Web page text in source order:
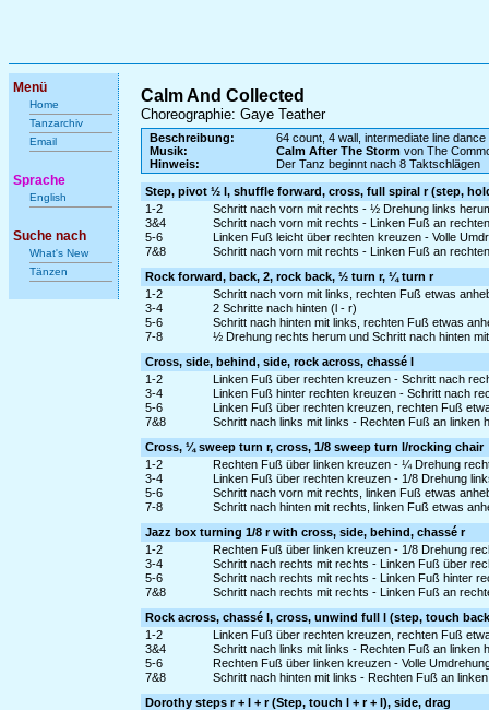
Menü
Home
Tanzarchiv
Email
Sprache
English
Suche nach
What's New
Tänzen
Calm And Collected
Choreographie: Gaye Teather
Beschreibung:
64 count, 4 wall, intermediate line dance
Musik:
Calm After The Stormvon The
Hinweis:
Der Tanz beginnt nach 8 Taktschlägen
Step, pivot ½ l, shuffle forward, cross, full spiral r (step,
1-2
Schritt nach vorn mit rechts - ½ Drehung links
3&4
Schritt nach vorn mit rechts - Linken Fuß an
5-6
Linken Fuß leicht über rechten kreuzen - Volle
7&8
Schritt nach vorn mit rechts - Linken Fuß an
Rock forward, back, 2, rock back, ½ turn r, ¼ turn r
1-2
Schritt nach vorn mit links, rechten Fuß etwas
3-4
2 Schritte nach hinten (l - r)
5-6
Schritt nach hinten mit links, rechten Fuß etwas
7-8
½ Drehung rechts herum und Schritt nach hinten
Cross, side, behind, side, rock across, chassé l
1-2
Linken Fuß über rechten kreuzen - Schritt nach
3-4
Linken Fuß hinter rechten kreuzen - Schritt nach
5-6
Linken Fuß über rechten kreuzen, rechten Fuß
7&8
Schritt nach links mit links - Rechten Fuß an linken
Cross, ¼ sweep turn r, cross, 1/8 sweep turn l/rocking chair
1-2
Rechten Fuß über linken kreuzen - ¼ Drehung
3-4
Linken Fuß über rechten kreuzen - 1/8 Drehung
5-6
Schritt nach vorn mit rechts, linken Fuß etwas
7-8
Schritt nach hinten mit rechts, linken Fuß etwas
Jazz box turning 1/8 r with cross, side, behind, chassé r
1-2
Rechten Fuß über linken kreuzen - 1/8 Drehung
3-4
Schritt nach rechts mit rechts - Linken Fuß über
5-6
Schritt nach rechts mit rechts - Linken Fuß hinter
7&8
Schritt nach rechts mit rechts - Linken Fuß an
Rock across, chassé l, cross, unwind full l (step, touch
1-2
Linken Fuß über rechten kreuzen, rechten Fuß
3&4
Schritt nach links mit links - Rechten Fuß an linken
5-6
Rechten Fuß über linken kreuzen - Volle
7&8
Schritt nach hinten mit links - Rechten Fuß an
Dorothy steps r + l + r (Step, touch l + r + l), side, drag